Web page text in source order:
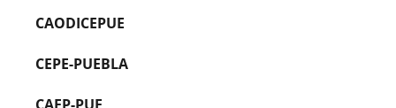
CAODICEPUE
CEPE-PUEBLA